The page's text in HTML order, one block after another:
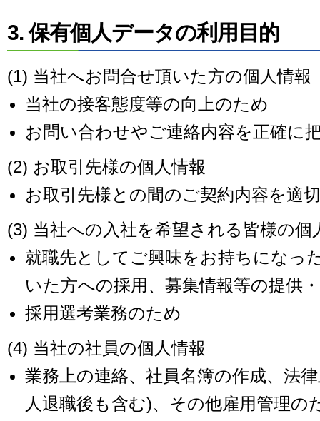
3. 保有個人データの利用目的
(1) 当社へお問合せ頂いた方の個人情報
当社の接客態度等の向上のため
お問い合わせやご連絡内容を正確に
(2) お取引先様の個人情報
お取引先様との間のご契約内容を適
(3) 当社への入社を希望される皆様の個
就職先としてご興味をお持ちになっ
いた方への採用、募集情報等の提供
採用選考業務のため
(4) 当社の社員の個人情報
業務上の連絡、社員名簿の作成、法
人退職後も含む)、その他雇用管理の